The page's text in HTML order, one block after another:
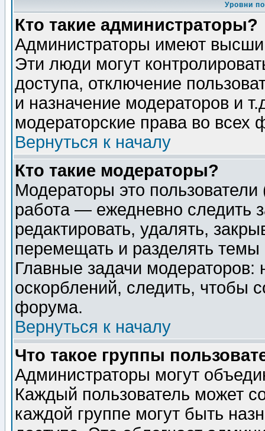
Уровни
Кто такие администраторы?
Администраторы имеют
Эти люди могут
доступа, отключение
и назначение модераторов и
модераторские права во всех
Вернуться к началу
Кто такие модераторы?
Модераторы это
работа — ежедневно следить
редактировать, удалять,
перемещать и разделять
Главные задачи
оскорблений, следить, чтобы
форума.
Вернуться к началу
Что такое группы
Администраторы могут
Каждый пользователь может
каждой группе могут быть